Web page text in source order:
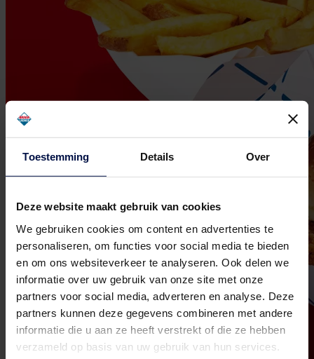
Toestemming Details Over
Deze website maakt gebruik van cookies
We gebruiken cookies om content en advertenties te
personaliseren, om functies voor social media te bieden
en om ons websiteverkeer te analyseren. Ook delen we
informatie over uw gebruik van onze site met onze
partners voor social media, adverteren en analyse. Deze
partners kunnen deze gegevens combineren met andere
informatie die u aan ze heeft verstrekt of die ze hebben
verzameld op basis van uw gebruik van hun services.